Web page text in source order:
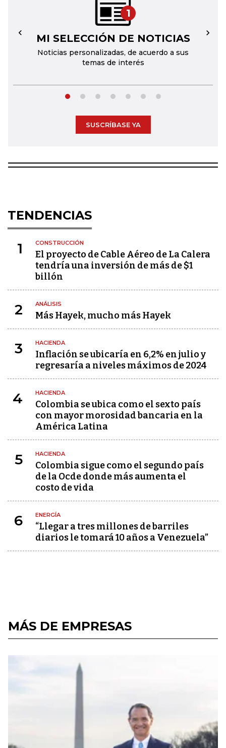
1
MI SELECCIÓN DE NOTICIAS
Noticias personalizadas, de acuerdo a sus
temas de interés
← →
SUSCRÍBASE YA
TENDENCIAS
1 CONSTRUCCIÓN
El proyecto de Cable Aéreo de La Calera
tendría una inversión de más de $1
billón
2 ANÁLISIS
Más Hayek, mucho más Hayek
3 HACIENDA
Inflación se ubicaría en 6,2% en julio y
regresaría a niveles máximos de 2024
4 HACIENDA
Colombia se ubica como el sexto país
con mayor morosidad bancaria en la
América Latina
5 HACIENDA
Colombia sigue como el segundo país
de la Ocde donde más aumenta el
costo de vida
6 ENERGÍA
“Llegar a tres millones de barriles
diarios le tomará 10 años a Venezuela”
MÁS DE EMPRESAS